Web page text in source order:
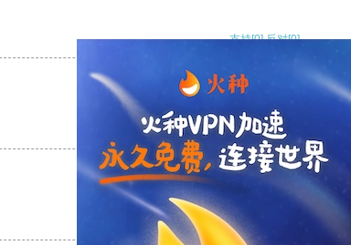
支持[0] 反对[0]
支持[0] 反对
支持